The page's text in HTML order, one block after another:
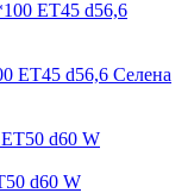
ET45 d56,6 Селена
d60 W